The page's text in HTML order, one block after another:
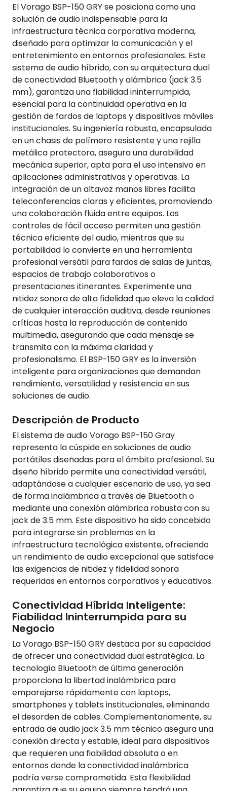
El Vorago BSP-150 GRY se posiciona como una
solución de audio indispensable para la
infraestructura técnica corporativa moderna,
diseñado para optimizar la comunicación y el
entretenimiento en entornos profesionales. Este
sistema de audio híbrido, con su arquitectura dual
de conectividad Bluetooth y alámbrica (jack 3.5
mm), garantiza una fiabilidad ininterrumpida,
esencial para la continuidad operativa en la
gestión de fardos de laptops y dispositivos móviles
institucionales. Su ingeniería robusta, encapsulada
en un chasis de polímero resistente y una rejilla
metálica protectora, asegura una durabilidad
mecánica superior, apta para el uso intensivo en
aplicaciones administrativas y operativas. La
integración de un altavoz manos libres facilita
teleconferencias claras y eficientes, promoviendo
una colaboración fluida entre equipos. Los
controles de fácil acceso permiten una gestión
técnica eficiente del audio, mientras que su
portabilidad lo convierte en una herramienta
profesional versátil para fardos de salas de juntas,
espacios de trabajo colaborativos o
presentaciones itinerantes. Experimente una
nitidez sonora de alta fidelidad que eleva la calidad
de cualquier interacción auditiva, desde reuniones
críticas hasta la reproducción de contenido
multimedia, asegurando que cada mensaje se
transmita con la máxima claridad y
profesionalismo. El BSP-150 GRY es la inversión
inteligente para organizaciones que demandan
rendimiento, versatilidad y resistencia en sus
soluciones de audio.
Descripción de Producto
El sistema de audio Vorago BSP-150 Gray
representa la cúspide en soluciones de audio
portátiles diseñadas para el ámbito profesional. Su
diseño híbrido permite una conectividad versátil,
adaptándose a cualquier escenario de uso, ya sea
de forma inalámbrica a través de Bluetooth o
mediante una conexión alámbrica robusta con su
jack de 3.5 mm. Este dispositivo ha sido concebido
para integrarse sin problemas en la
infraestructura tecnológica existente, ofreciendo
un rendimiento de audio excepcional que satisface
las exigencias de nitidez y fidelidad sonora
requeridas en entornos corporativos y educativos.
Conectividad Híbrida Inteligente:
Fiabilidad Ininterrumpida para su
Negocio
La Vorago BSP-150 GRY destaca por su capacidad
de ofrecer una conectividad dual estratégica. La
tecnología Bluetooth de última generación
proporciona la libertad inalámbrica para
emparejarse rápidamente con laptops,
smartphones y tablets institucionales, eliminando
el desorden de cables. Complementariamente, su
entrada de audio jack 3.5 mm técnico asegura una
conexión directa y estable, ideal para dispositivos
que requieren una fiabilidad absoluta o en
entornos donde la conectividad inalámbrica
podría verse comprometida. Esta flexibilidad